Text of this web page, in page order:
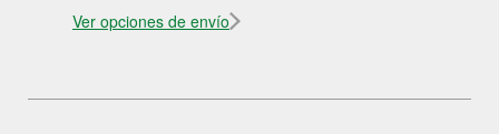
Ver opciones de envío